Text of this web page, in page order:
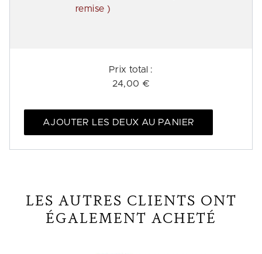
remise )
Prix ​​total :
24,00 €
AJOUTER LES DEUX AU PANIER
LES AUTRES CLIENTS ONT
ÉGALEMENT ACHETÉ